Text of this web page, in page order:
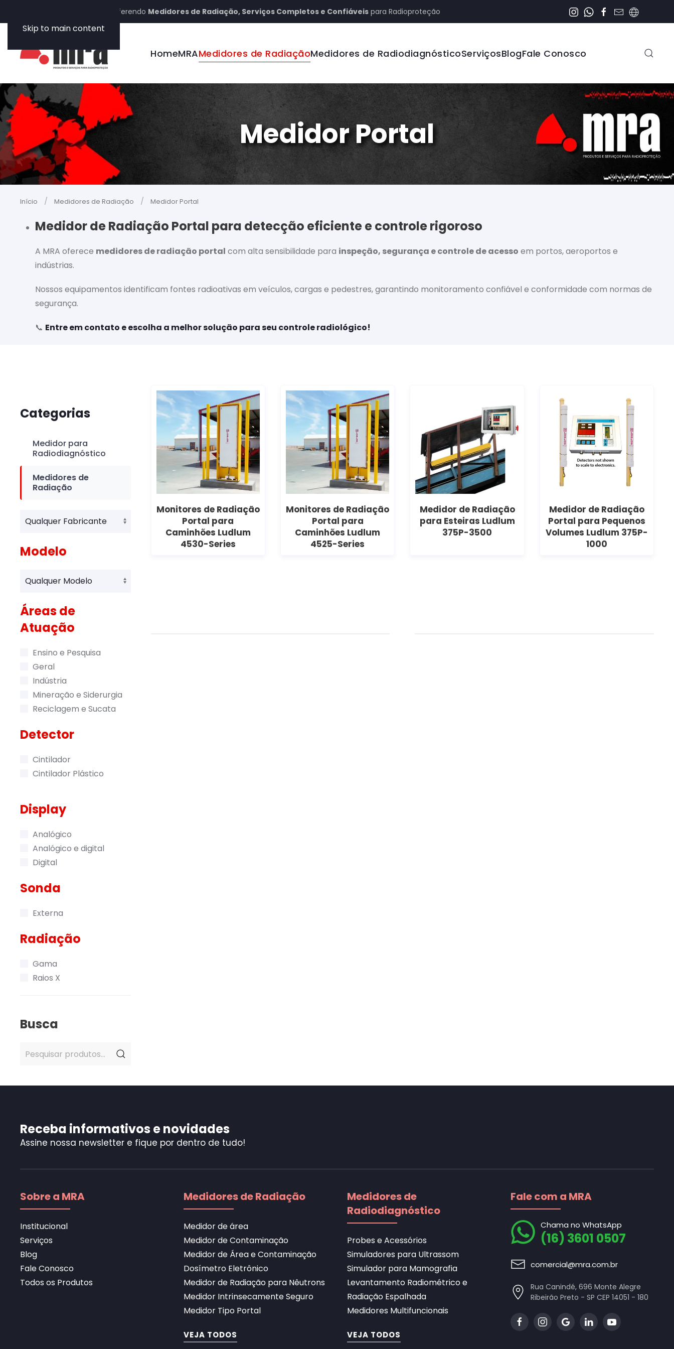
Skip to main content
MRA - Há mais de 30 anos oferendo Medidores de Radiação, Serviços Completos e Confiáveis para Radioproteção
HomeMRAMedidores de RadiaçãoMedidores de RadiodiagnósticoServiçosBlogFale Conosco
Medidor Portal
Início Medidores de Radiação Medidor Portal
Medidor de Radiação Portal para detecção eficiente e controle rigoroso
A MRA oferece medidores de radiação portal com alta sensibilidade para inspeção, segurança e controle de acesso em portos, aeroportos e
indústrias.
Nossos equipamentos identificam fontes radioativas em veículos, cargas e pedestres, garantindo monitoramento confiável e conformidade com normas de
segurança.
📞 Entre em contato e escolha a melhor solução para seu controle radiológico!
Categorias
Medidor para
Radiodiagnóstico
Medidores de
Radiação
Modelo
Áreas de
Atuação
Ensino e Pesquisa
Geral
Indústria
Mineração e Siderurgia
Reciclagem e Sucata
Detector
Cintilador
Cintilador Plástico
Display
Analógico
Analógico e digital
Digital
Sonda
Externa
Radiação
Gama
Raios X
Busca
Pesquisar
Monitores de Radiação
Portal para
Caminhões Ludlum
4530-Series
Monitores de Radiação
Portal para
Caminhões Ludlum
4525-Series
Medidor de Radiação
para Esteiras Ludlum
375P-3500
Medidor de Radiação
Portal para Pequenos
Volumes Ludlum 375P-
1000
Receba informativos e novidades
Assine nossa newsletter e fique por dentro de tudo!
Sobre a MRA
Institucional
Serviços
Blog
Fale Conosco
Todos os Produtos
Medidores de Radiação
Medidor de área
Medidor de Contaminação
Medidor de Área e Contaminação
Dosímetro Eletrônico
Medidor de Radiação para Nêutrons
Medidor Intrinsecamente Seguro
Medidor Tipo Portal
VEJA TODOS
Medidores de
Radiodiagnóstico
Probes e Acessórios
Simuladores para Ultrassom
Simulador para Mamografia
Levantamento Radiométrico e
Radiação Espalhada
Medidores Multifuncionais
VEJA TODOS
Fale com a MRA
Chama no WhatsApp
(16) 3601 0507
comercial@mra.com.br
Rua Canindé, 696 Monte Alegre
Ribeirão Preto - SP CEP 14051 - 180